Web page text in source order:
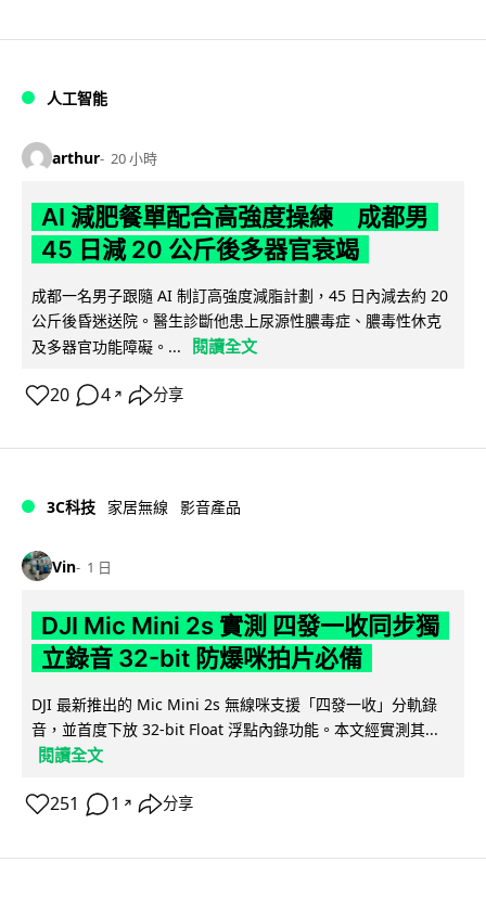
人工智能
arthur 20 小時
AI 減肥餐單配合高強度操練 成都男
45 日減 20 公斤後多器官衰竭
成都一名男子跟隨 AI 制訂高強度減脂計劃，45 日內減去約 20
公斤後昏迷送院。醫生診斷他患上尿源性膿毒症、膿毒性休克
及多器官功能障礙。...
閱讀全文
20 4 ↗ 分享
3C科技 家居無線 影音產品
Vin 1 日
DJI Mic Mini 2s 實測 四發一收同步獨
立錄音 32-bit 防爆咪拍片必備
DJI 最新推出的 Mic Mini 2s 無線咪支援「四發一收」分軌錄
音，並首度下放 32-bit Float 浮點內錄功能。本文經實測其...
閱讀全文
251 1 ↗ 分享